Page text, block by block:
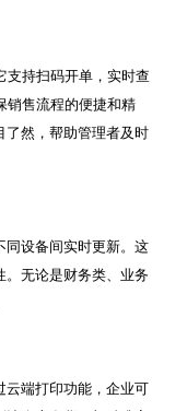
支持扫码开单，实时查
销售流程的便捷和精
了然，帮助管理者及时
同设备间实时更新。这
。无论是财务类、业务
云端打印功能，企业可